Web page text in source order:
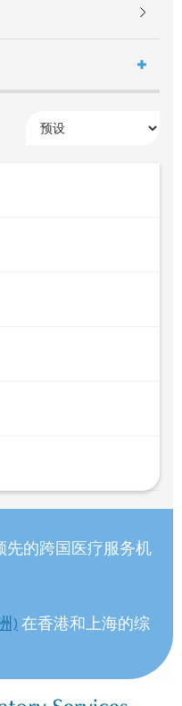
先的跨国医疗服务机
) 在香港和上海的综